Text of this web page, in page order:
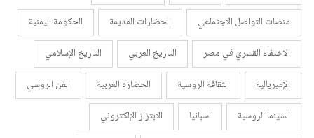
منصات التواصل الاجتماعي
الحضارات القديمة
الحكومة اليمنية
الاختفاء القسري في مصر
التاريخ العربي
التاريخ الإسلامي
الإمبريالية
الثقافة الروسية الحضارة الغربية
الفن الروسي
السينما الروسية
اسبانيا
الابتزاز الإلكتروني